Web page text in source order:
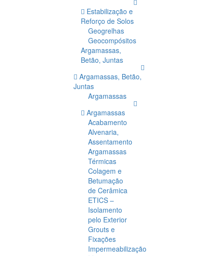
Estabilização e
Reforço de Solos
Geogrelhas
Geocompósitos
Argamassas,
Betão, Juntas
Argamassas, Betão,
Juntas
Argamassas
Argamassas
Acabamento
Alvenaria,
Assentamento
Argamassas
Térmicas
Colagem e
Betumação
de Cerâmica
ETICS –
Isolamento
pelo Exterior
Grouts e
Fixações
Impermeabilização